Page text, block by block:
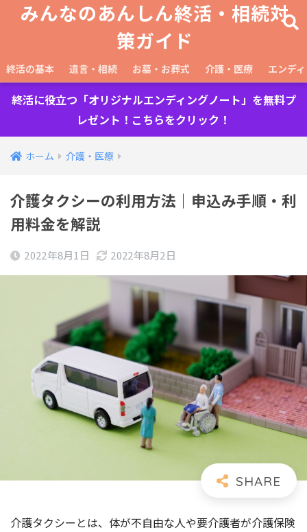
みんなのあんしん終活・相続対
策ガイド
終活の基本 遺言・相続 お墓・お葬式 介護・医療 エンデ
終活に役立つ「オリジナルエンディングノート」を無料プ
レゼント！こちらをクリック！
ホーム 介護・医療
介護タクシーの利用方法｜申込み手順・利
用料金を解説
2022年8月1日 2022年8月2日
介護タクシーとは、体が不自由な人や要介護者が介護保険